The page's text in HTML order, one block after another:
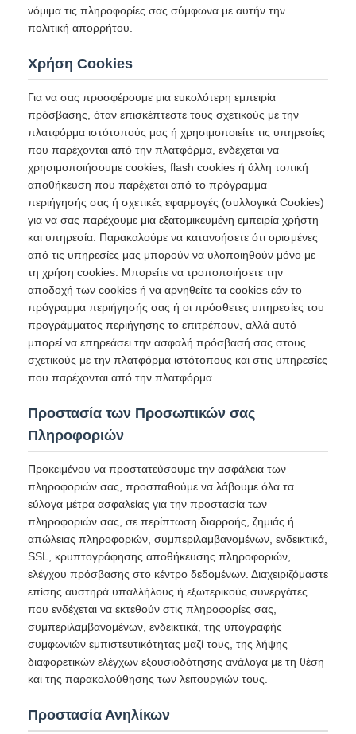
νόμιμα τις πληροφορίες σας σύμφωνα με αυτήν την
πολιτική απορρήτου.
Χρήση Cookies
Για να σας προσφέρουμε μια ευκολότερη εμπειρία
πρόσβασης, όταν επισκέπτεστε τους σχετικούς με την
πλατφόρμα ιστότοπούς μας ή χρησιμοποιείτε τις υπηρεσίες
που παρέχονται από την πλατφόρμα, ενδέχεται να
χρησιμοποιήσουμε cookies, flash cookies ή άλλη τοπική
αποθήκευση που παρέχεται από το πρόγραμμα
περιήγησής σας ή σχετικές εφαρμογές (συλλογικά Cookies)
για να σας παρέχουμε μια εξατομικευμένη εμπειρία χρήστη
και υπηρεσία. Παρακαλούμε να κατανοήσετε ότι ορισμένες
από τις υπηρεσίες μας μπορούν να υλοποιηθούν μόνο με
τη χρήση cookies. Μπορείτε να τροποποιήσετε την
αποδοχή των cookies ή να αρνηθείτε τα cookies εάν το
πρόγραμμα περιήγησής σας ή οι πρόσθετες υπηρεσίες του
προγράμματος περιήγησης το επιτρέπουν, αλλά αυτό
μπορεί να επηρεάσει την ασφαλή πρόσβασή σας στους
σχετικούς με την πλατφόρμα ιστότοπους και στις υπηρεσίες
που παρέχονται από την πλατφόρμα.
Προστασία των Προσωπικών σας
Πληροφοριών
Προκειμένου να προστατεύσουμε την ασφάλεια των
πληροφοριών σας, προσπαθούμε να λάβουμε όλα τα
εύλογα μέτρα ασφαλείας για την προστασία των
πληροφοριών σας, σε περίπτωση διαρροής, ζημιάς ή
απώλειας πληροφοριών, συμπεριλαμβανομένων, ενδεικτικά,
SSL, κρυπτογράφησης αποθήκευσης πληροφοριών,
ελέγχου πρόσβασης στο κέντρο δεδομένων. Διαχειριζόμαστε
επίσης αυστηρά υπαλλήλους ή εξωτερικούς συνεργάτες
που ενδέχεται να εκτεθούν στις πληροφορίες σας,
συμπεριλαμβανομένων, ενδεικτικά, της υπογραφής
συμφωνιών εμπιστευτικότητας μαζί τους, της λήψης
διαφορετικών ελέγχων εξουσιοδότησης ανάλογα με τη θέση
και της παρακολούθησης των λειτουργιών τους.
Προστασία Ανηλίκων